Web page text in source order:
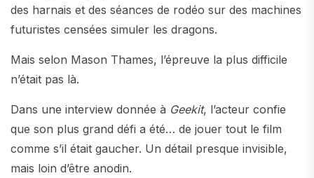
des harnais et des séances de rodéo sur des machines
futuristes censées simuler les dragons.
Mais selon Mason Thames, l’épreuve la plus difficile
n’était pas là.
Dans une interview donnée à Geekit, l’acteur confie
que son plus grand défi a été… de jouer tout le film
comme s’il était gaucher. Un détail presque invisible,
mais loin d’être anodin.